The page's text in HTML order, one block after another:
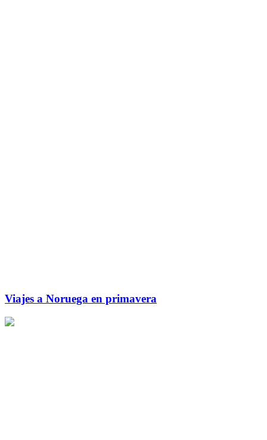
Viajes a Noruega en primavera